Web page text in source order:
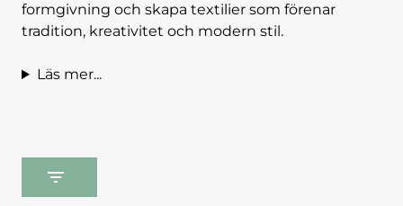
formgivning och skapa textilier som förenar
tradition, kreativitet och modern stil.
Läs mer...